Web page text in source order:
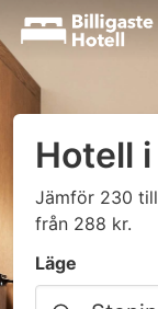
Hotell
Jämför 230
från 288 kr.
Läge